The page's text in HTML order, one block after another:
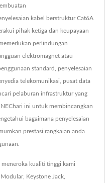
kabel berstruktur Cat6A
pihak ketiga dan keupayaan
perlindungan
elektromagnet atau
standard, penyelesaian
telekomunikasi, pusat data
pelaburan infrastruktur yang
ini untuk membincangkan
bagaimana penyelesaian
prestasi rangkaian anda
kualiti tinggi kami
Modular, Keystone Jack